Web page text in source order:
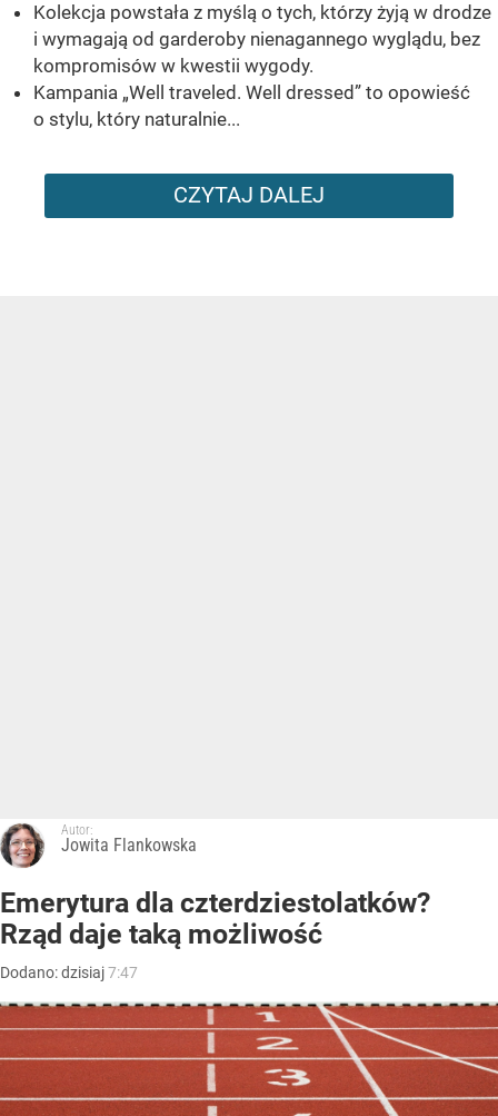
Kolekcja powstała z myślą o tych, którzy żyją w drodze
i wymagają od garderoby nienagannego wyglądu, bez
kompromisów w kwestii wygody.
Kampania „Well traveled. Well dressed” to opowieść
o stylu, który naturalnie...
CZYTAJ DALEJ
Autor:
Jowita Flankowska
Emerytura dla czterdziestolatków?
Rząd daje taką możliwość
Dodano:dzisiaj7:47